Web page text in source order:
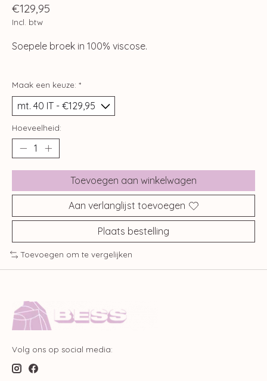
€129,95
Incl. btw
Soepele broek in 100% viscose.
Maak een keuze: *
Hoeveelheid:
Toevoegen aan winkelwagen
Aan verlanglijst toevoegen
Plaats bestelling
Toevoegen om te vergelijken
Volg ons op social media: